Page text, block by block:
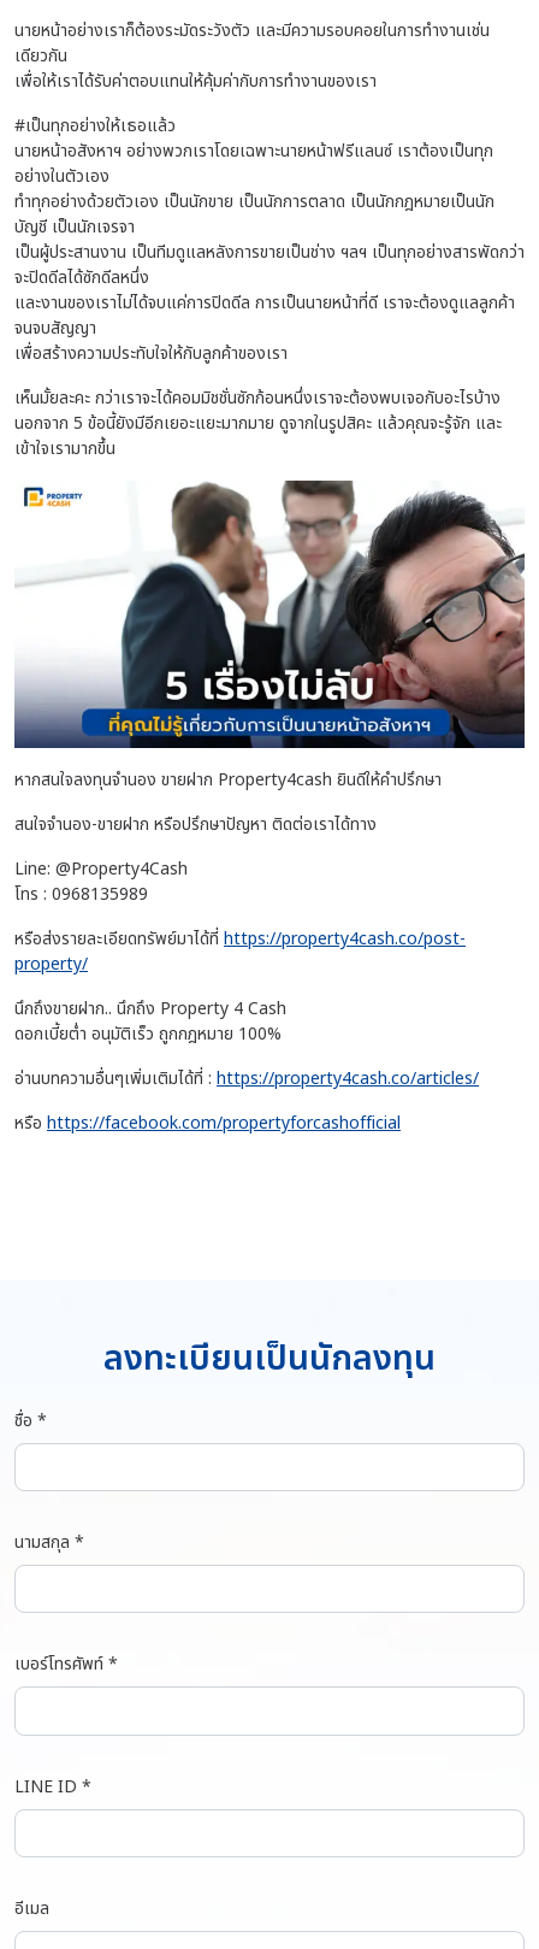
นายหน้าอย่างเราก็ต้องระมัดระวังตัว และมีความรอบคอยในการทำงานเช่น
เดียวกัน
เพื่อให้เราได้รับค่าตอบแทนให้คุ้มค่ากับการทำงานของเรา
#เป็นทุกอย่างให้เธอแล้ว
นายหน้าอสังหาฯ อย่างพวกเราโดยเฉพาะนายหน้าฟรีแลนซ์ เราต้องเป็นทุก
อย่างในตัวเอง
ทำทุกอย่างด้วยตัวเอง เป็นนักขาย เป็นนักการตลาด เป็นนักกฎหมายเป็นนัก
บัญชี เป็นนักเจรจา
เป็นผู้ประสานงาน เป็นทีมดูแลหลังการขายเป็นช่าง ฯลฯ เป็นทุกอย่างสารพัดกว่า
จะปิดดีลได้ซักดีลหนึ่ง
และงานของเราไม่ได้จบแค่การปิดดีล การเป็นนายหน้าที่ดี เราจะต้องดูแลลูกค้า
จนจบสัญญา
เพื่อสร้างความประทับใจให้กับลูกค้าของเรา
เห็นมั้ยละคะ กว่าเราจะได้คอมมิชชั่นซักก้อนหนึ่งเราจะต้องพบเจอกับอะไรบ้าง
นอกจาก 5 ข้อนี้ยังมีอีกเยอะแยะมากมาย ดูจากในรูปสิคะ แล้วคุณจะรู้จัก และ
เข้าใจเรามากขึ้น
หากสนใจลงทุนจำนอง ขายฝาก Property4cash ยินดีให้คำปรึกษา
สนใจจำนอง-ขายฝาก หรือปรึกษาปัญหา ติดต่อเราได้ทาง
Line: @Property4Cash
โทร : 0968135989
หรือส่งรายละเอียดทรัพย์มาได้ที่ https://property4cash.co/post-
property/
นึกถึงขายฝาก.. นึกถึง Property 4 Cash
ดอกเบี้ยต่ำ อนุมัติเร็ว ถูกกฎหมาย 100%
อ่านบทความอื่นๆเพิ่มเติมได้ที่ : https://property4cash.co/articles/
หรือ https://facebook.com/propertyforcashofficial
ลงทะเบียนเป็นนักลงทุน
ชื่อ *
นามสกุล *
เบอร์โทรศัพท์ *
LINE ID *
อีเมล